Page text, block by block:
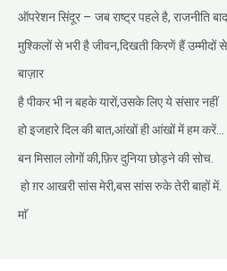
ऑपरेशन सिंदूर – जब राष्ट्र पहले है, राजनीति बाद
मुश्किलों से भरी है जीवन,दिखती किरणें हैं उम्मीदों
बाज़ार
है पीकर भी न बहके यारों,उसके लिए ये संसार नहीं
हो इजहारे दिल की बात,आंखों ही आंखों में हम करें…
बन मिसाल लोगों की,फ़िर दुनिया छोड़ने की सोच.
हो ग़र आखरी सांस मेरी,बस सांस रुके तेरी बाहों में.
माॅ